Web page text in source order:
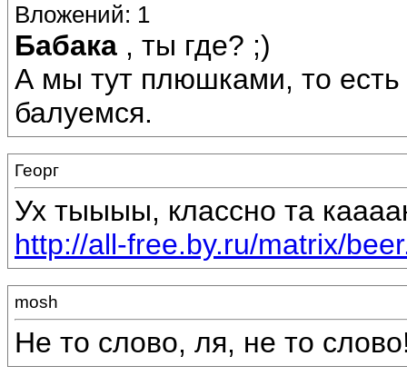
Вложений: 1
Бабака , ты где? ;)
А мы тут плюшками, то есть
балуемся.
Георг
Ух тыыыы, классно та
http://all-free.by.ru/matrix/
mosh
Не то слово, ля, не то